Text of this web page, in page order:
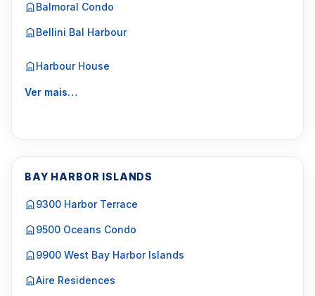
Balmoral Condo
Bellini Bal Harbour
Harbour House
Ver mais…
BAY HARBOR ISLANDS
9300 Harbor Terrace
9500 Oceans Condo
9900 West Bay Harbor Islands
Aire Residences